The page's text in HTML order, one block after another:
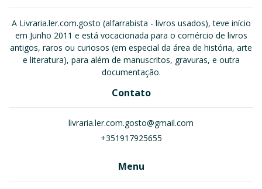
A Livraria.ler.com.gosto (alfarrabista - livros usados), teve início
em Junho 2011 e está vocacionada para o comércio de livros
antigos, raros ou curiosos (em especial da área de história, arte
e literatura), para além de manuscritos, gravuras, e outra
documentação.
Contato
livraria.ler.com.gosto@gmail.com
+351917925655
Menu